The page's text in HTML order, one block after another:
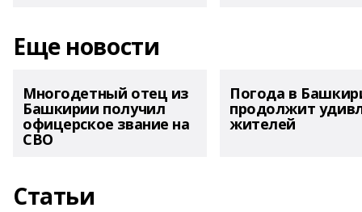
Еще новости
Многодетный отец из
Башкирии получил
офицерское звание на
СВО
Погода в
продолжит
жителей
Статьи